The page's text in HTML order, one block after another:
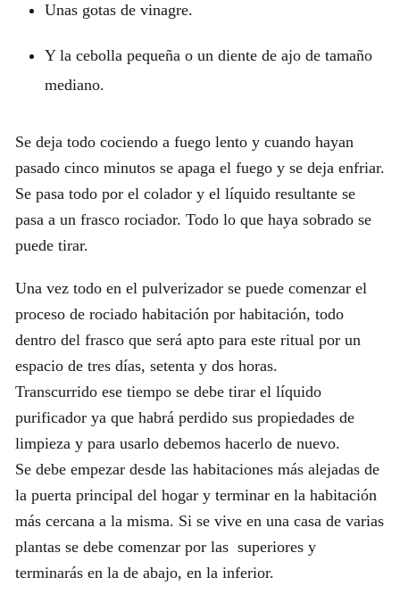
Unas gotas de vinagre.
Y la cebolla pequeña o un diente de ajo de tamaño
mediano.
Se deja todo cociendo a fuego lento y cuando hayan
pasado cinco minutos se apaga el fuego y se deja enfriar.
Se pasa todo por el colador y el líquido resultante se
pasa a un frasco rociador. Todo lo que haya sobrado se
puede tirar.
Una vez todo en el pulverizador se puede comenzar el
proceso de rociado habitación por habitación, todo
dentro del frasco que será apto para este ritual por un
espacio de tres días, setenta y dos horas.
Transcurrido ese tiempo se debe tirar el líquido
purificador ya que habrá perdido sus propiedades de
limpieza y para usarlo debemos hacerlo de nuevo.
Se debe empezar desde las habitaciones más alejadas de
la puerta principal del hogar y terminar en la habitación
más cercana a la misma. Si se vive en una casa de varias
plantas se debe comenzar por las superiores y
terminarás en la de abajo, en la inferior.